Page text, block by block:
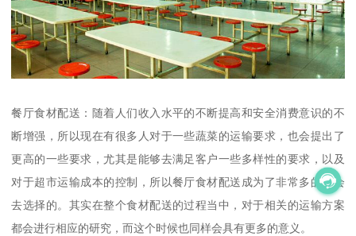
餐厅食材配送：随着人们收入水平的不断提高和安全消费意识的不
断增强，所以现在有很多人对于一些蔬菜的运输要求，也会提出了
更高的一些要求，尤其是能够去满足客户一些多样性的要求，以及
对于超市运输成本的控制，所以餐厅食材配送成为了非常多的人会
去选择的。其实在整个食材配送的过程当中，对于相关的运输方案
都会进行相应的研究，而这个时候也同样会具有更多的意义。